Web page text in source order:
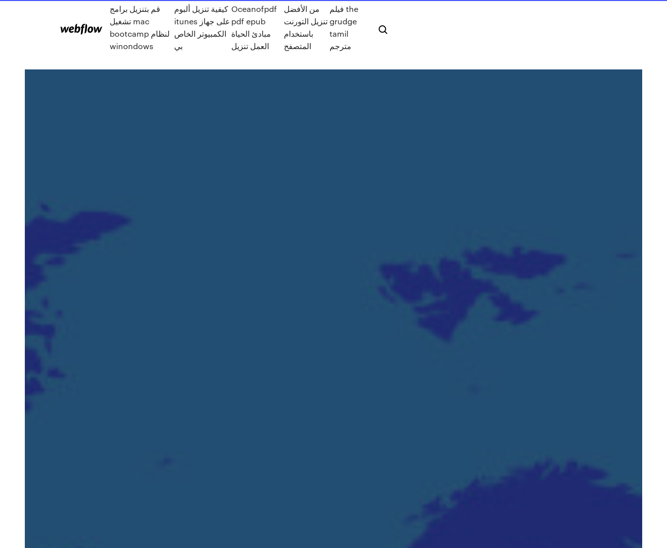
قم بتنزيل برامج
تشغيل mac
bootcamp لنظام
winondows
كيفية تنزيل ألبوم
itunes على جهاز
الكمبيوتر الخاص
بي
Oceanofpdf
pdf epub
مبادئ الحياة
العمل تنزيل
من الأفضل
تنزيل التورنت
باستخدام
المتصفح
فيلم the
grudge
tamil
مترجم